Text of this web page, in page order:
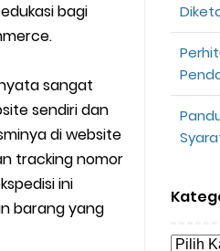
bagi
sangat
sendiri dan
di website
tracking nomor
ini
barang yang